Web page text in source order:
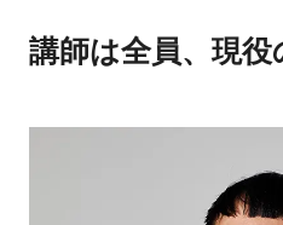
講師は全員、現